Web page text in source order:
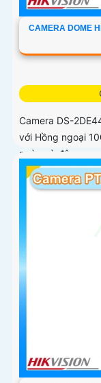
CAMERA DOME
Camera DS-
với Hồng ngoại
ngày và đêm